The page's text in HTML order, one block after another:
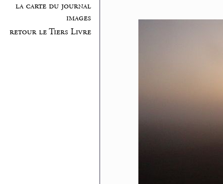
la carte du journal
images
retour le Tiers Livre